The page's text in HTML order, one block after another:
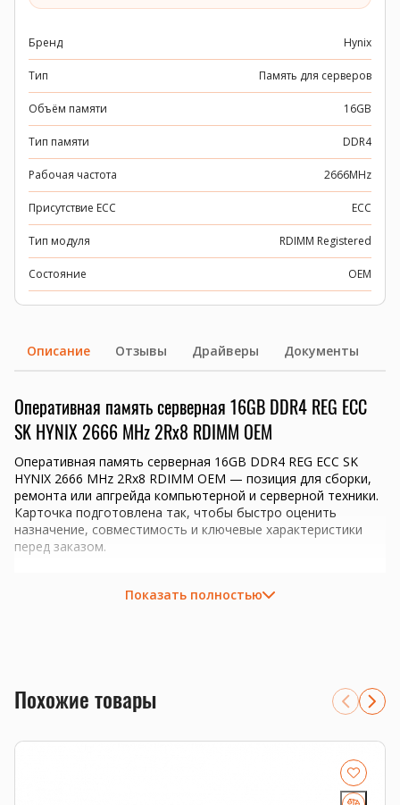
Бренд Hynix
Тип Память для серверов
Объём памяти 16GB
Тип памяти DDR4
Рабочая частота 2666MHz
Присутствие ECC ECC
Тип модуля RDIMM Registered
Состояние OEM
Описание Отзывы Драйверы Документы
Оперативная память серверная 16GB DDR4 REG ECC
SK HYNIX 2666 MHz 2Rx8 RDIMM OEM
Оперативная память серверная 16GB DDR4 REG ECC SK
HYNIX 2666 MHz 2Rx8 RDIMM OEM — позиция для сборки,
ремонта или апгрейда компьютерной и серверной техники.
Карточка подготовлена так, чтобы быстро оценить
назначение, совместимость и ключевые характеристики
перед заказом.
системы, где важны ECC-коррекция ошибок и стабильная
работа 24/7
Показать полностью
Похожие товары